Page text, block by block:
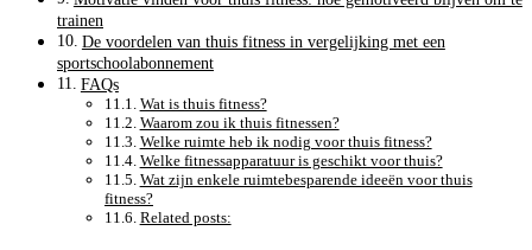
trainen
De voordelen van thuis fitness in vergelijking met een
sportschoolabonnement
FAQs
Wat is thuis fitness?
Waarom zou ik thuis fitnessen?
Welke ruimte heb ik nodig voor thuis fitness?
Welke fitnessapparatuur is geschikt voor thuis?
Wat zijn enkele ruimtebesparende ideeën voor thuis
fitness?
Related posts: